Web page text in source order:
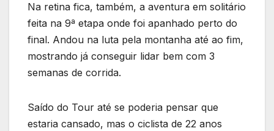
Na retina fica, também, a aventura em solitário
feita na 9ª etapa onde foi apanhado perto do
final. Andou na luta pela montanha até ao fim,
mostrando já conseguir lidar bem com 3
semanas de corrida.
Saído do Tour até se poderia pensar que
estaria cansado, mas o ciclista de 22 anos